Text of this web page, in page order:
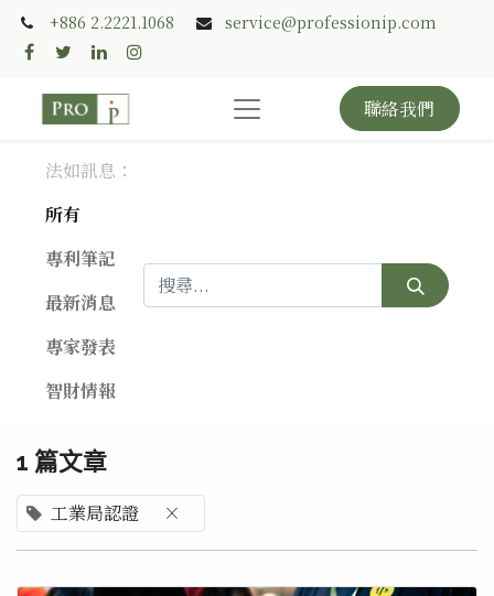
+886 2.2221.1068 service@professionip.com
聯絡我們
法如訊息：
所有
專利筆記
最新消息
專家發表
智財情報
1 篇文章
工業局認證 ×